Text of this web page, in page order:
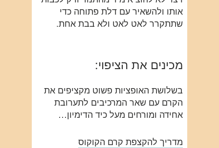
אותו ולהשאיר עם דלת פתוחה כדי
שתתקרר לאט לאט ולא בבת אחת.
מכינים את הציפוי:
בשלושת האופציות פשוט מקציפים את
הקרם עם שאר המרכיבים לתערובת
אחידה ומורחים מעל כיד הדימיון…
מדריך להקצפת קרם הקוקוס